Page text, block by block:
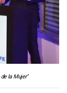
la Mujer"